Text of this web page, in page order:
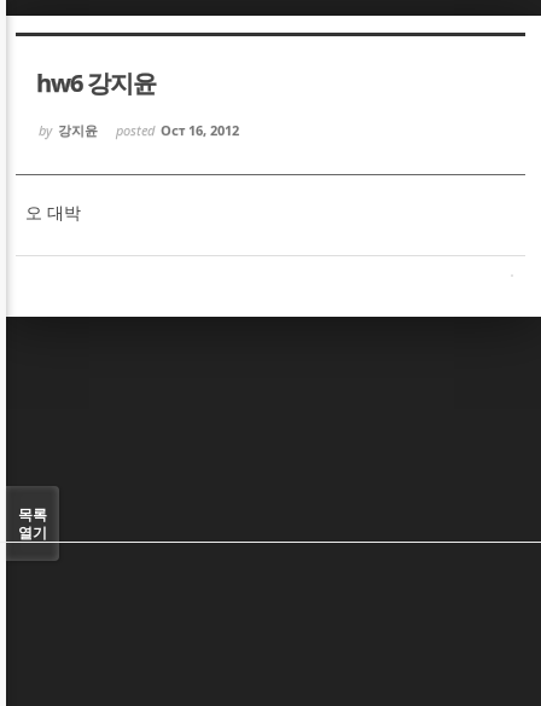
hw6 강지윤
by 강지윤 posted Oct 16, 2012
오 대박
목록
열기
Sketchbook5, 스케치북5
Sketchbook5, 스케치북5
Sketchbook5, 스케치북5
Sketchbook5, 스케치북5